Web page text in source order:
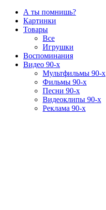
А ты помнишь?
Картинки
Товары
Все
Игрушки
Воспоминания
Видео 90-х
Мультфильмы 90-х
Фильмы 90-х
Песни 90-х
Видеоклипы 90-х
Реклама 90-х